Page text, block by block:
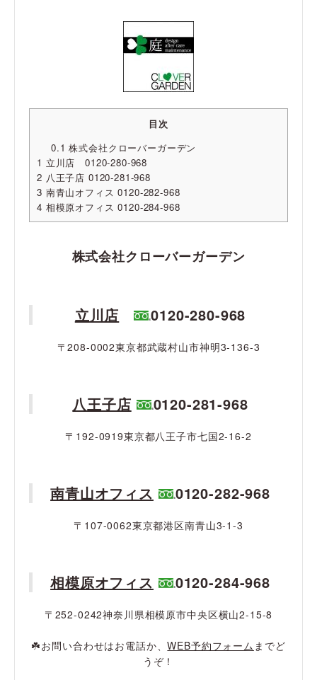
目次
0.1 株式会社クローバーガーデン
1 立川店 0120-280-968
2 八王子店 0120-281-968
3 南青山オフィス 0120-282-968
4 相模原オフィス 0120-284-968
株式会社クローバーガーデン
立川店 0120-280-968
〒208-0002東京都武蔵村山市神明3-136-3
八王子店 0120-281-968
〒192-0919東京都八王子市七国2-16-2
南青山オフィス 0120-282-968
〒107-0062東京都港区南青山3-1-3
相模原オフィス 0120-284-968
〒252-0242神奈川県相模原市中央区横山2-15-8
☘️お問い合わせはお電話か、WEB予約フォーム までど
うぞ！